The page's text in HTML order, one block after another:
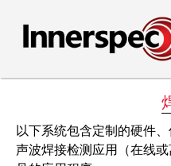
以下系统包含定制的硬件
声波焊接检测应用（在线